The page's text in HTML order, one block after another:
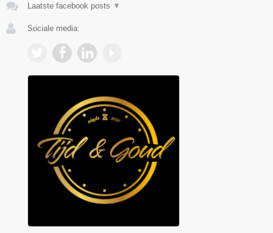
Laatste facebook posts ▼
Sociale media: